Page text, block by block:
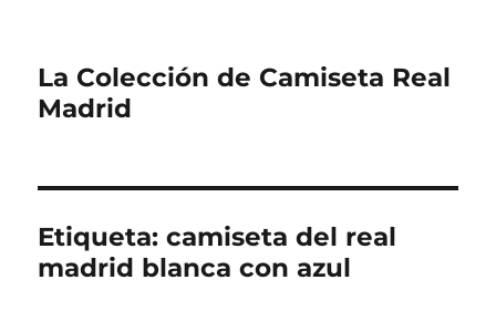
La Colección de Camiseta Real
Madrid
Etiqueta:camiseta del real
madrid blanca con azul